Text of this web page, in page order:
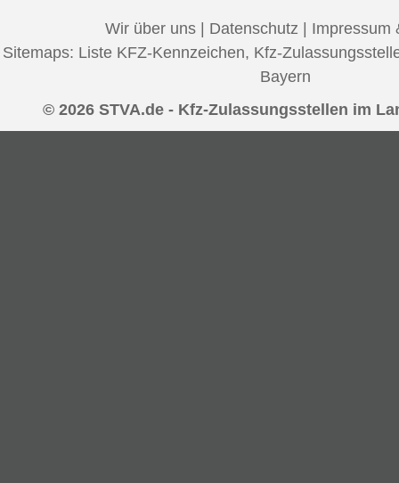
Wir über uns Datenschutz
Impressum
Sitemaps: Liste KFZ-Kennzeichen, Kfz-
Bayern
© 2026 STVA.de - Kfz-Zulassungsstellen im